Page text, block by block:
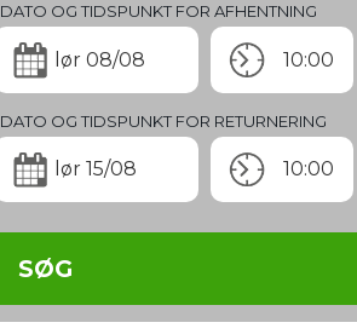
DATO OG TIDSPUNKT FOR AFHENTNING
lør 08/08 10:00
DATO OG TIDSPUNKT FOR RETURNERING
lør 15/08 10:00
SØG